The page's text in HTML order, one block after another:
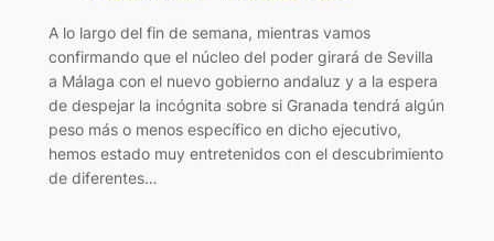
A lo largo del fin de semana, mientras vamos
confirmando que el núcleo del poder girará de Sevilla
a Málaga con el nuevo gobierno andaluz y a la espera
de despejar la incógnita sobre si Granada tendrá algún
peso más o menos específico en dicho ejecutivo,
hemos estado muy entretenidos con el descubrimiento
de diferentes…